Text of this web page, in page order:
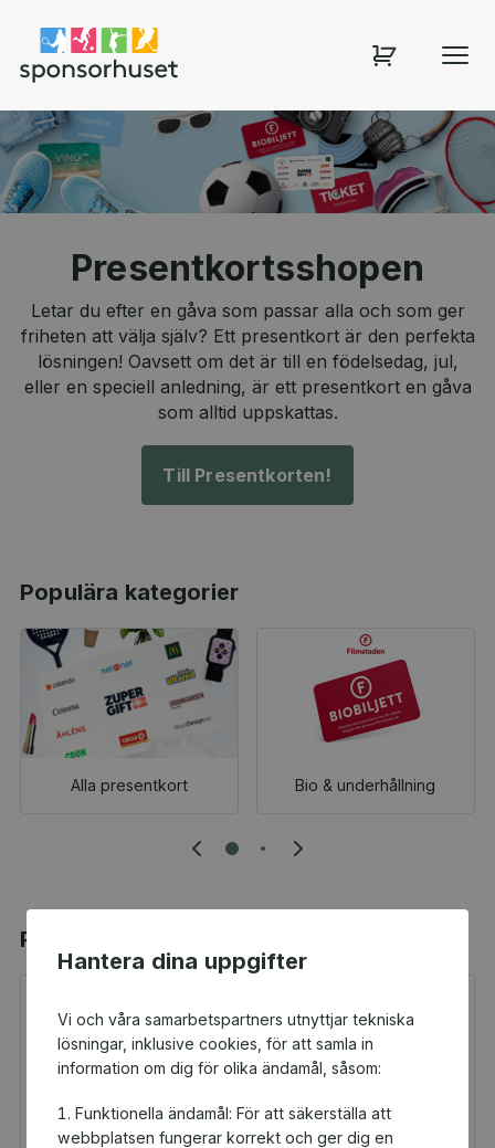
Hantera dina uppgifter
Vi och våra samarbetspartners utnyttjar tekniska
lösningar, inklusive cookies, för att samla in
information om dig för olika ändamål, såsom:
Funktionella ändamål: För att säkerställa att
webbplatsen fungerar korrekt och ger dig en
Sponsorhuset shop
Presentkortsshopen
Letar du efter en gåva som passar alla och som ger
friheten att välja själv? Ett presentkort är den perfekta
lösningen! Oavsett om det är till en födelsedag, jul,
eller en speciell anledning, är ett presentkort en gåva
som alltid uppskattas.
Till Presentkorten!
Populära kategorier
Alla presentkort Bio & underhållning
Populära produkter